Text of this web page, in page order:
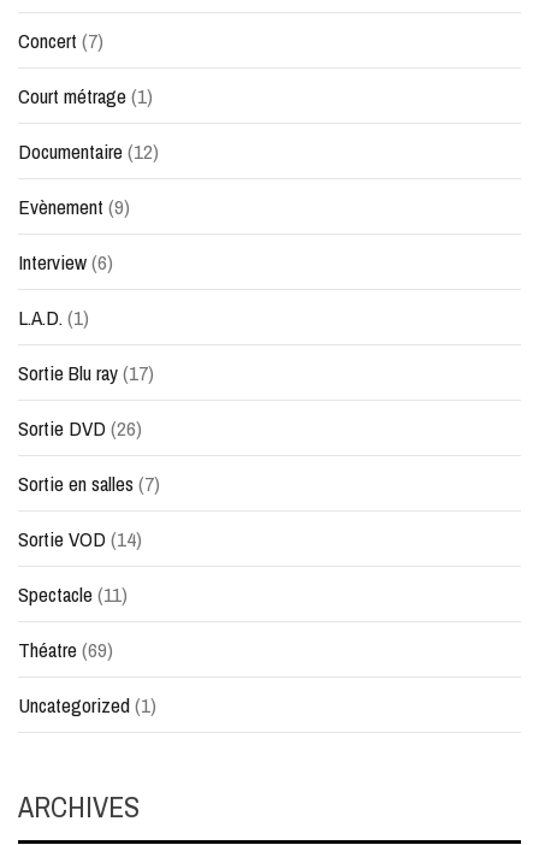
Concert (7)
Court métrage(1)
Documentaire(12)
Evènement (9)
Interview(6)
L.A.D.(1)
Sortie Blu ray(17)
Sortie DVD(26)
Sortie en salles(7)
Sortie VOD(14)
Spectacle(11)
Théatre(69)
Uncategorized(1)
ARCHIVES